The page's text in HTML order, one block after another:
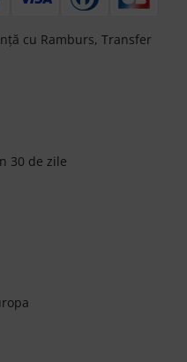
cu Ramburs, Transfer
30 de zile